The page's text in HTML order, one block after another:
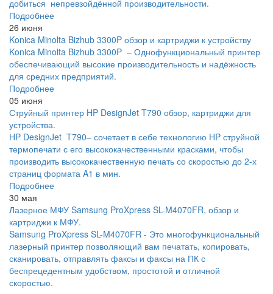
добиться непревзойдённой производительности.
Подробнее
26 июня
Konica Minolta Bizhub 3300P обзор и картриджи к устройству
Konica Minolta Bizhub 3300P – Однофункциональный принтер
обеспечивающий высокие производительность и надёжность
для средних предприятий.
Подробнее
05 июня
Струйный принтер HP DesignJet T790 обзор, картриджи для
устройства.
HP DesignJet T790– сочетает в себе технологию HP струйной
термопечати с его высококачественными красками, чтобы
производить высококачественную печать со скоростью до 2-х
страниц формата A1 в мин.
Подробнее
30 мая
Лазерное МФУ Samsung ProXpress SL-M4070FR, обзор и
картриджи к МФУ.
Samsung ProXpress SL-M4070FR - Это многофункциональный
лазерный принтер позволяющий вам печатать, копировать,
сканировать, отправлять факсы и факсы на ПК с
беспрецедентным удобством, простотой и отличной
скоростью.